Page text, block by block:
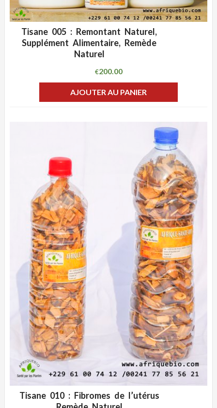
CLIQUEZ POUR VOIR
ADD WISHLIST
Tisane 005 : Remontant Naturel,
Supplément Alimentaire, Remède
Naturel
€200.00
AJOUTER AU PANIER
ADD WISHLIST
Tisane 010 : Fibromes de l’utérus